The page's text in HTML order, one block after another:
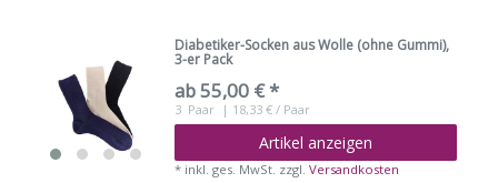
Diabetiker-Socken aus Wolle (ohne Gummi),
3-er Pack
ab 55,00 € *
3 Paar | 18,33 € / Paar
Artikel anzeigen
* inkl. ges. MwSt. zzgl.Versandkosten